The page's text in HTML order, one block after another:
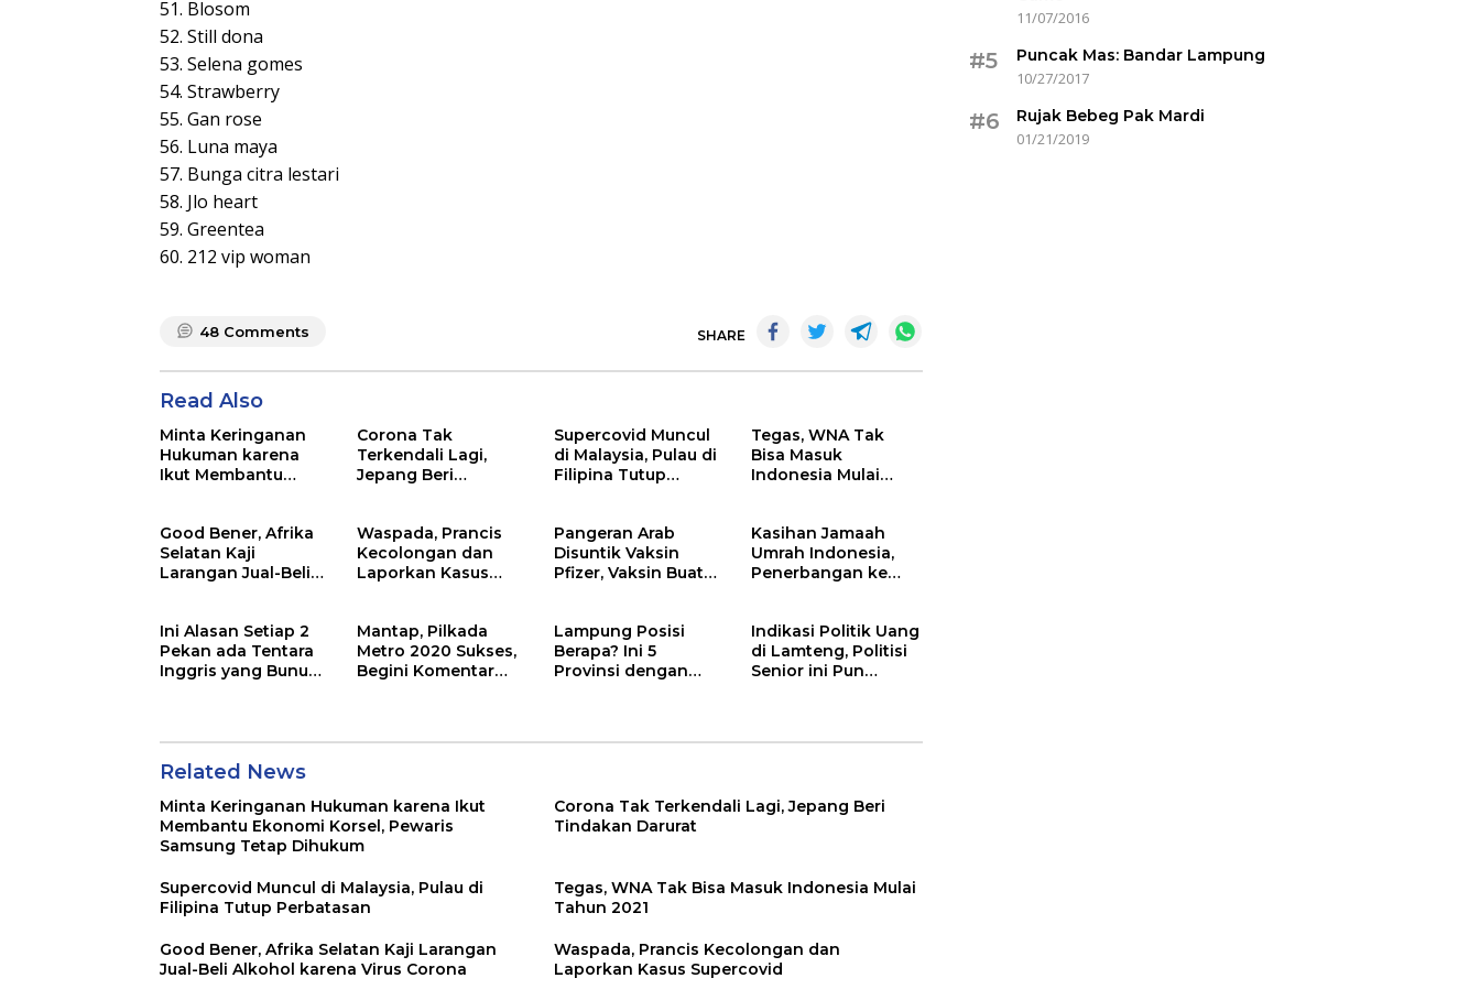
51. Blosom
52. Still dona
53. Selena gomes
54. Strawberry
55. Gan rose
56. Luna maya
57. Bunga citra lestari
58. Jlo heart
59. Greentea
60. 212 vip woman
48 Comments SHARE
Read Also
Minta Keringanan
Hukuman karena
Ikut Membantu
Tetap Dihukum
Corona Tak
Terkendali Lagi,
Jepang Beri
Supercovid Muncul
di Malaysia, Pulau di
Filipina Tutup
Tegas, WNA Tak
Bisa Masuk
Indonesia Mulai
Good Bener, Afrika
Selatan Kaji
Larangan Jual-Beli
Waspada, Prancis
Kecolongan dan
Laporkan Kasus
Pangeran Arab
Disuntik Vaksin
Pfizer, Vaksin Buatan
Kasihan Jamaah
Umrah Indonesia,
Penerbangan ke
Ini Alasan Setiap 2
Pekan ada Tentara
Inggris yang Bunuh
Mantap, Pilkada
Metro 2020 Sukses,
Begini Komentar
Lampung Posisi
Berapa? Ini 5
Provinsi dengan
Indikasi Politik Uang
di Lamteng, Politisi
Senior ini Pun
Related News
Minta Keringanan Hukuman karena Ikut
Membantu Ekonomi Korsel, Pewaris
Samsung Tetap Dihukum
Corona Tak Terkendali Lagi, Jepang Beri
Tindakan Darurat
Supercovid Muncul di Malaysia, Pulau di
Filipina Tutup Perbatasan
Tegas, WNA Tak Bisa Masuk Indonesia Mulai
Tahun 2021
Good Bener, Afrika Selatan Kaji Larangan
Jual-Beli Alkohol karena Virus Corona
Waspada, Prancis Kecolongan dan
Laporkan Kasus Supercovid
11/07/2016
#5
Puncak Mas: Bandar Lampung
10/27/2017
#6
Rujak Bebeg Pak Mardi
01/21/2019